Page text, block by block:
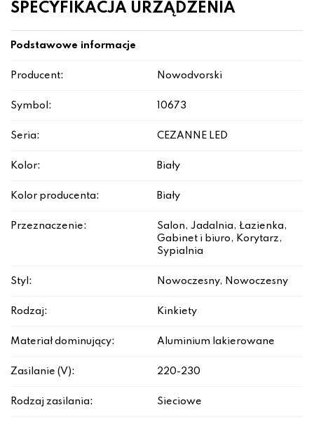
SPECYFIKACJA URZĄDZENIA
Podstawowe informacje
Producent: Nowodvorski
Symbol: 10673
Seria: CEZANNE LED
Kolor: Biały
Kolor producenta: Biały
Przeznaczenie:
Salon, Jadalnia, Łazienka,
Gabinet i biuro, Korytarz,
Sypialnia
Styl: Nowoczesny, Nowoczesny
Rodzaj: Kinkiety
Materiał dominujący: Aluminium lakierowane
Zasilanie (V): 220-230
Rodzaj zasilania: Sieciowe